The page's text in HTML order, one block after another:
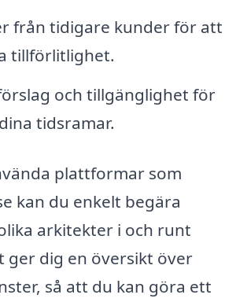
från tidigare kunder för att
tillförlitlighet.
och tillgänglighet för
tidsramar.
plattformar som
kan du enkelt begära
arkitekter i och runt
ger dig en översikt över
så att du kan göra ett